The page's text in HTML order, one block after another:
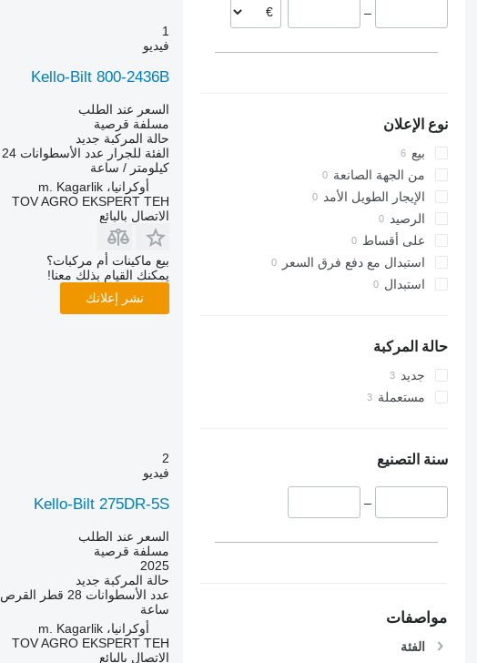
–
نوع الإعلان
بيع
من الجهة الصانعة
الإيجار الطويل الأمد
الرصيد
على أقساط
استبدال مع دفع فرق السعر
استبدال
حالة المركبة
جديد
مستعملة
سنة التصنيع
–
مواصفات
الفئة
1
فيديو
Kello-Bilt 800-2436B
السعر عند الطلب
مسلفة قرصية
حالة المركبة جديد
الفئة للجرار عدد الأسطوانات 24
كيلومتر / ساعة
أوكرانيا، m. Kagarlik
TOV AGRO EKSPERT TEH
الاتصال بالبائع
بيع ماكينات أم مركبات؟
يمكنك القيام بذلك معنا!
نشر إعلانك
2
فيديو
Kello-Bilt 275DR-5S
السعر عند الطلب
مسلفة قرصية
2025
حالة المركبة جديد
عدد الأسطوانات 28 قطر القرص
ساعة
أوكرانيا، m. Kagarlik
TOV AGRO EKSPERT TEH
الاتصال بالبائع